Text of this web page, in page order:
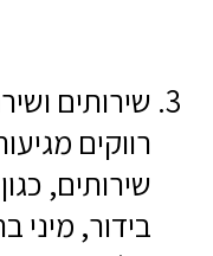
שירותים
רווקים
שירותים,
בידור, מיני